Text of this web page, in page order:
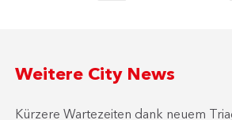
Weitere City News
Kürzere Wartezeiten dank neuem